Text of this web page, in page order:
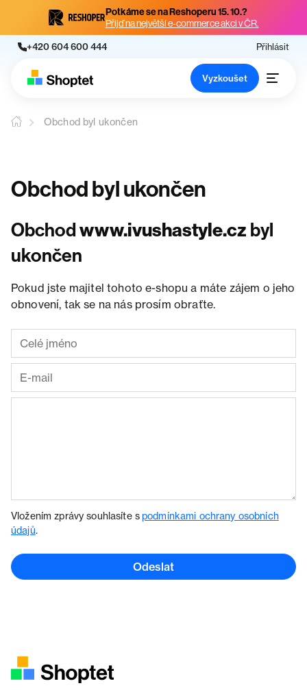
Potkáme se na Reshoperu 15. 10.?
Přijď na největší e-commerce akci v ČR.
+420 604 600 444 Přihlásit
Vyzkoušet
Obchod byl ukončen
Obchod byl ukončen
Obchodwww.ivushastyle.cz byl
ukončen
Pokud jste majitel tohoto e-shopu a máte zájem o jeho
obnovení, tak se na nás prosím obraťte.
Vložením zprávy souhlasíte spodmínkami ochrany osobních
údajů.
Odeslat